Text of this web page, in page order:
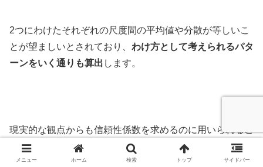
2つにわけたそれぞれの尺度間の平均値や分散が等しいこ
とが望ましいとされており、 わけ方として考えられるパタ
ーンをいく通りも算出 します。
現実的な観点からも信頼性係数を求めるのに用いられるこ
とが多い方法といえます。
メニュー ホーム 検索 トップ サイドバー